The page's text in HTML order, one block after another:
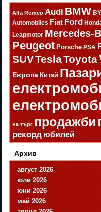
Alfa Romeo Audi BMW
Automobiles Fiat Ford
Leapmotor Mercedes-
Peugeot Porsche PSA
SUVTeslaToyota
Европа Китай
на търг продажби
рекорд юбилей
Архив
август 2026
юли 2026
юни 2026
май 2026